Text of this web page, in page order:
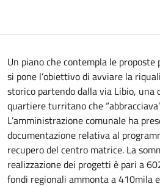
Un piano che contempla le
si pone l’obiettivo di avviare la
storico partendo dalla via Libio, una
quartiere turritano che
L’amministrazione comunale ha
documentazione relativa al
recupero del centro matrice. La
realizzazione dei progetti è pari a
fondi regionali ammonta a 410mila